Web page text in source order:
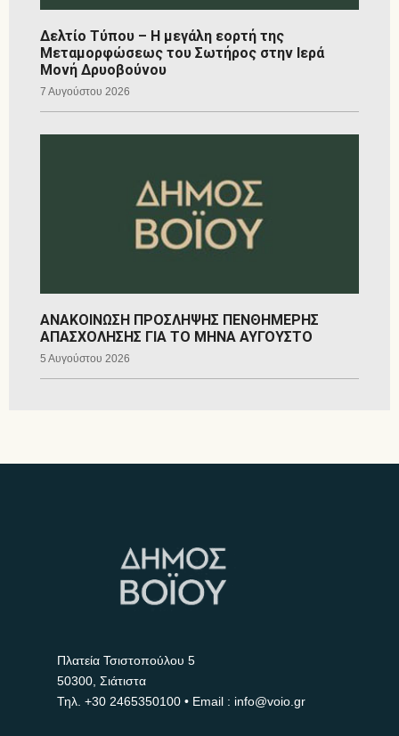
Δελτίο Τύπου – Η μεγάλη εορτή της
Μεταμορφώσεως του Σωτήρος στην Ιερά
Μονή Δρυοβούνου
7 Αυγούστου 2026
ΑΝΑΚΟΙΝΩΣΗ ΠΡΟΣΛΗΨΗΣ ΠΕΝΘΗΜΕΡΗΣ
ΑΠΑΣΧΟΛΗΣΗΣ ΓΙΑ ΤΟ ΜΗΝΑ ΑΥΓΟΥΣΤΟ
5 Αυγούστου 2026
Πλατεία Τσιστοπούλου 5
50300, Σιάτιστα
Τηλ. +30 2465350100 • Email : info@voio.gr